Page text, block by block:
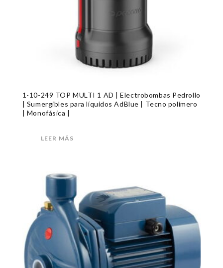
1-10-249 TOP MULTI 1 AD | Electrobombas Pedrollo
| Sumergibles para líquidos AdBlue | Tecno polímero
| Monofásica |
LEER MÁS